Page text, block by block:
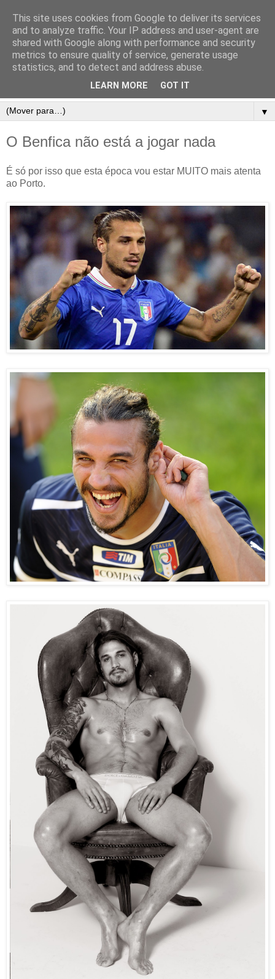
▼
O Benfica não está a jogar nada
É só por isso que esta época vou estar MUITO mais atenta
ao Porto.
This site uses cookies from Google to deliver its services
and to analyze traffic. Your IP address and user-agent are
shared with Google along with performance and security
metrics to ensure quality of service, generate usage
statistics, and to detect and address abuse.
LEARN MORE GOT IT